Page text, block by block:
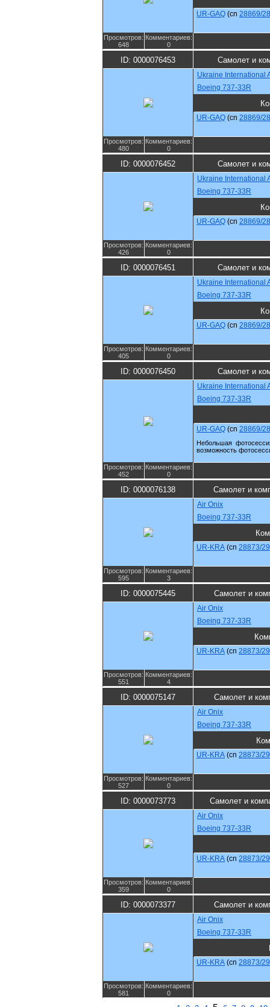
UR-GAQ (cn 28869/
Просмотров:
648
Комментариев:
0
ID: 0000076453 Самолет и
Ukraine International
Boeing 737-33R
UR-GAQ (cn 28869/
Просмотров:
480
Комментариев:
0
ID: 0000076452 Самолет и
Ukraine International
Boeing 737-33R
UR-GAQ (cn 28869/
Просмотров:
426
Комментариев:
0
ID: 0000076451 Самолет и
Ukraine International
Boeing 737-33R
UR-GAQ (cn 28869/
Просмотров:
405
Комментариев:
0
ID: 0000076450 Самолет и
Ukraine International
Boeing 737-33R
UR-GAQ (cn 28869/
Небольшая
возможность
Просмотров:
452
Комментариев:
0
ID: 0000076138 Самолет и
Air Onix
Boeing 737-33R
UR-KRA (cn 28873/
Просмотров:
595
Комментариев:
3
ID: 0000075445 Самолет и
Air Onix
Boeing 737-33R
UR-KRA (cn 28873/
Просмотров:
551
Комментариев:
4
ID: 0000075147 Самолет и
Air Onix
Boeing 737-33R
UR-KRA (cn 28873/
Просмотров:
527
Комментариев:
0
ID: 0000073773 Самолет и
Air Onix
Boeing 737-33R
UR-KRA (cn 28873/
Просмотров:
359
Комментариев:
0
ID: 0000073377 Самолет и
Air Onix
Boeing 737-33R
UR-KRA (cn 28873/
Просмотров:
581
Комментариев:
0